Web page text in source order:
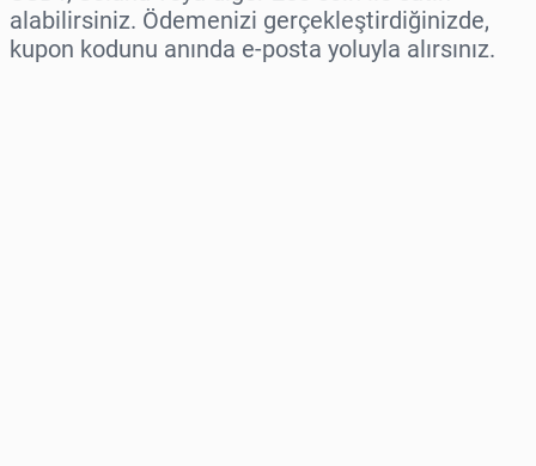
alabilirsiniz. Ödemenizi gerçekleştirdiğinizde,
kupon kodunu anında e-posta yoluyla alırsınız.